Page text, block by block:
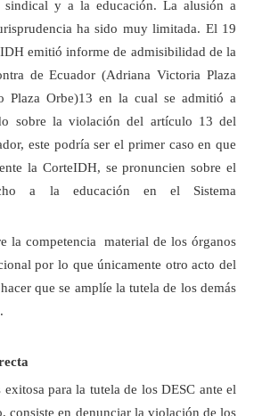
sindical y a la educación. La alusión a
ha sido muy limitada. El 19
emitió informe de admisibilidad de la
de Ecuador (Adriana Victoria Plaza
Plaza Orbe)13 en la cual se admitió a
sobre la violación del artículo 13 del
este podría ser el primer caso en que
la CorteIDH, se pronuncien sobre el
a la educación en el Sistema
la competencia material de los órganos
por lo que únicamente otro acto del
que se amplíe la tutela de los demás
para la tutela de los DESC ante el
consiste en denunciar la violación de los